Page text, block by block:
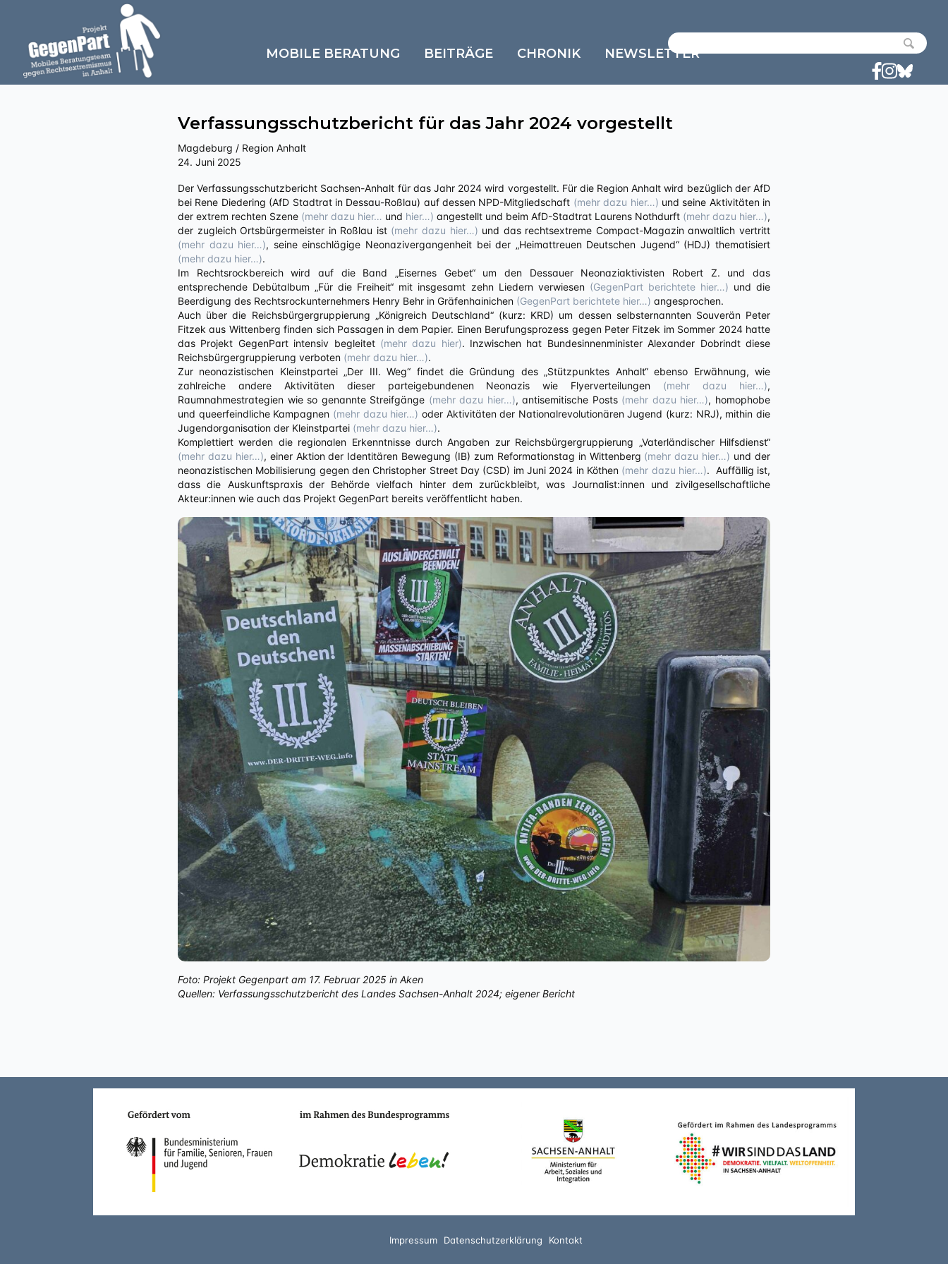
MOBILE BERATUNG BEITRÄGE CHRONIK NEWSLETTER
Verfassungsschutzbericht für das Jahr 2024 vorgestellt
Magdeburg / Region Anhalt
24. Juni 2025
Der Verfassungsschutzbericht Sachsen-Anhalt für das Jahr 2024 wird vorgestellt. Für die Region Anhalt wird bezüglich der AfD
bei Rene Diedering (AfD Stadtrat in Dessau-Roßlau) auf dessen NPD-Mitgliedschaft (mehr dazu hier…) und seine Aktivitäten in
der extrem rechten Szene (mehr dazu hier… und hier…) angestellt und beim AfD-Stadtrat Laurens Nothdurft (mehr dazu hier…),
der zugleich Ortsbürgermeister in Roßlau ist (mehr dazu hier…) und das rechtsextreme Compact-Magazin anwaltlich vertritt
(mehr dazu hier…), seine einschlägige Neonazivergangenheit bei der „Heimattreuen Deutschen Jugend“ (HDJ) thematisiert
(mehr dazu hier…).
Im Rechtsrockbereich wird auf die Band „Eisernes Gebet“ um den Dessauer Neonaziaktivisten Robert Z. und das
entsprechende Debütalbum „Für die Freiheit“ mit insgesamt zehn Liedern verwiesen (GegenPart berichtete hier…) und die
Beerdigung des Rechtsrockunternehmers Henry Behr in Gräfenhainichen (GegenPart berichtete hier…) angesprochen.
Auch über die Reichsbürgergruppierung „Königreich Deutschland“ (kurz: KRD) um dessen selbsternannten Souverän Peter
Fitzek aus Wittenberg finden sich Passagen in dem Papier. Einen Berufungsprozess gegen Peter Fitzek im Sommer 2024 hatte
das Projekt GegenPart intensiv begleitet (mehr dazu hier). Inzwischen hat Bundesinnenminister Alexander Dobrindt diese
Reichsbürgergruppierung verboten (mehr dazu hier…).
Zur neonazistischen Kleinstpartei „Der III. Weg“ findet die Gründung des „Stützpunktes Anhalt“ ebenso Erwähnung, wie
zahlreiche andere Aktivitäten dieser parteigebundenen Neonazis wie Flyerverteilungen (mehr dazu hier…),
Raumnahmestrategien wie so genannte Streifgänge (mehr dazu hier…), antisemitische Posts (mehr dazu hier…), homophobe
und queerfeindliche Kampagnen (mehr dazu hier…) oder Aktivitäten der Nationalrevolutionären Jugend (kurz: NRJ), mithin die
Jugendorganisation der Kleinstpartei (mehr dazu hier…).
Komplettiert werden die regionalen Erkenntnisse durch Angaben zur Reichsbürgergruppierung „Vaterländischer Hilfsdienst“
(mehr dazu hier…), einer Aktion der Identitären Bewegung (IB) zum Reformationstag in Wittenberg (mehr dazu hier…) und der
neonazistischen Mobilisierung gegen den Christopher Street Day (CSD) im Juni 2024 in Köthen (mehr dazu hier…). Auffällig ist,
dass die Auskunftspraxis der Behörde vielfach hinter dem zurückbleibt, was Journalist:innen und zivilgesellschaftliche
Akteur:innen wie auch das Projekt GegenPart bereits veröffentlicht haben.
Foto: Projekt Gegenpart am 17. Februar 2025 in Aken
Quellen: Verfassungsschutzbericht des Landes Sachsen-Anhalt 2024; eigener Bericht
Impressum Datenschutzerklärung Kontakt